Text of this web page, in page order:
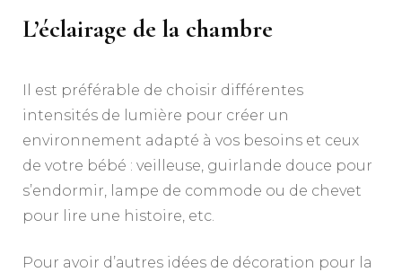
L’éclairage de la chambre
Il est préférable de choisir différentes
intensités de lumière pour créer un
environnement adapté à vos besoins et ceux
de votre bébé : veilleuse, guirlande douce pour
s’endormir, lampe de commode ou de chevet
pour lire une histoire, etc.
Pour avoir d’autres idées de décoration pour la